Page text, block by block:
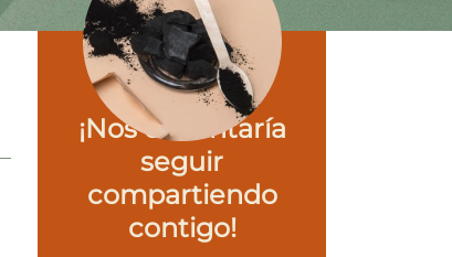
¡Nos encantaría
seguir
compartiendo
contigo!